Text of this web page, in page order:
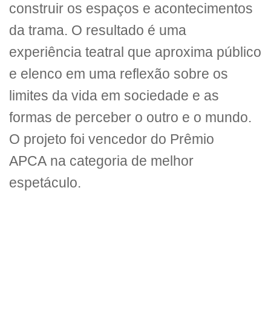
construir os espaços e acontecimentos
da trama. O resultado é uma
experiência teatral que aproxima público
e elenco em uma reflexão sobre os
limites da vida em sociedade e as
formas de perceber o outro e o mundo.
O projeto foi vencedor do Prêmio
APCA na categoria de melhor
espetáculo.